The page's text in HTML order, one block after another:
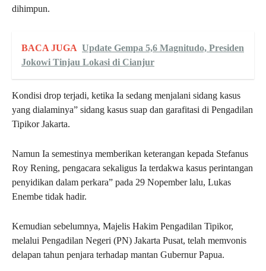
dihimpun.
BACA JUGA Update Gempa 5,6 Magnitudo, Presiden
Jokowi Tinjau Lokasi di Cianjur
Kondisi drop terjadi, ketika Ia sedang menjalani sidang kasus
yang dialaminya” sidang kasus suap dan garafitasi di Pengadilan
Tipikor Jakarta.
Namun Ia semestinya memberikan keterangan kepada Stefanus
Roy Rening, pengacara sekaligus Ia terdakwa kasus perintangan
penyidikan dalam perkara” pada 29 Nopember lalu, Lukas
Enembe tidak hadir.
Kemudian sebelumnya, Majelis Hakim Pengadilan Tipikor,
melalui Pengadilan Negeri (PN) Jakarta Pusat, telah memvonis
delapan tahun penjara terhadap mantan Gubernur Papua.